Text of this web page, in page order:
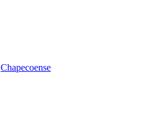
Chapecoense